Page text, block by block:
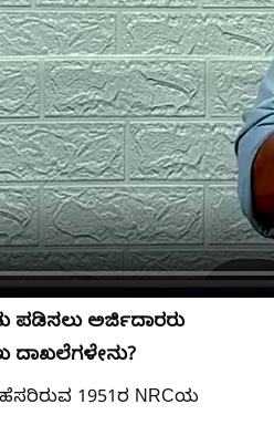
ಪಡಿಸಲು ಅರ್ಜಿದಾರರು
ದಾಖಲೆಗಳೇನು?
1951ರ NRCಯ